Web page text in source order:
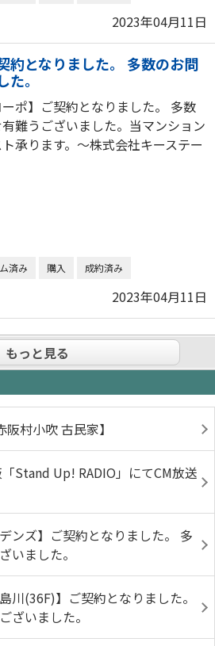
2023年04月11日
約となりました。 多数のお問
。
ーポ】ご契約となりました。 多数
難うございました。当マンション
承ります。～株式会社キーステー
済み 購入 成約済み
2023年04月11日
もっと見る
村小吹 古民家】
Stand Up! RADIO」にてCM放送
ンズ】ご契約となりました。 多
いました。
川(36F)】ご契約となりました。
ざいました。